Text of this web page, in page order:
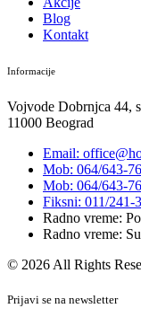
Blog
Kontakt
Informacije
Vojvode Dobrnjca 44,
11000 Beograd
Email:
Mob: 064/643-
Mob: 064/643-
Fiksni: 011/241-
Radno vreme:
Radno vreme:
© 2026 All Rights
Prijavi se na newsletter